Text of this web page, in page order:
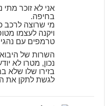
אני לא זוכר
בחיפה.
מי שרוצה לרכב
ויקנה לעצמו
טרמפים עם נהגי
השרות של
נכון, מטרו לא
בזירו שלו שלא
לגשת לתקן את